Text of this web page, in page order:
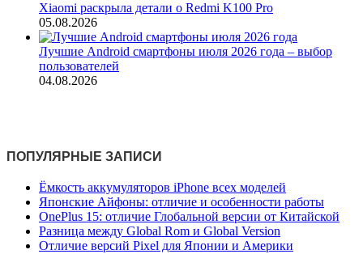
Xiaomi раскрыла детали о Redmi K100 Pro
05.08.2026
Лучшие Android смартфоны июля 2026 года – выбор
пользователей
04.08.2026
ПОПУЛЯРНЫЕ ЗАПИСИ
Ёмкость аккумуляторов iPhone всех моделей
Японские Айфоны: отличие и особенности работы
OnePlus 15: отличие Глобальной версии от Китайской
Разница между Global Rom и Global Version
Отличие версий Pixel для Японии и Америки